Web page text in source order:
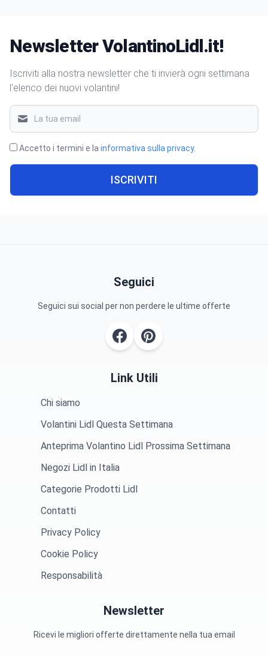
Newsletter VolantinoLidl.it!
Iscriviti alla nostra newsletter che ti invierà ogni settimana
l'elenco dei nuovi volantini!
Accetto i termini e lainformativa sulla privacy.
ISCRIVITI
Seguici
Seguici sui social per non perdere le ultime offerte
Link Utili
Chi siamo
Volantini Lidl Questa Settimana
Anteprima Volantino Lidl Prossima Settimana
Negozi Lidl in Italia
Categorie Prodotti Lidl
Contatti
Privacy Policy
Cookie Policy
Responsabilità
Newsletter
Ricevi le migliori offerte direttamente nella tua email